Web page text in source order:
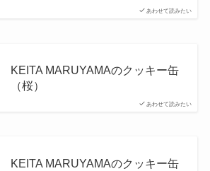
あわせて読みたい
あわせて読みたい
KEITA MARUYAMAのクッキー缶
（桜）
KEITA MARUYAMAのクッキー缶